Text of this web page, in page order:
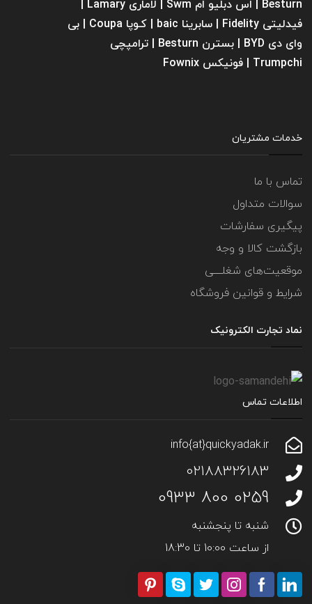
فیدلیتی Fidelity | سابرینا ‌baic | کـوپا Coupa | بی
وای دی BYD | بسترن Besturn | ترامپچی
Trumpchi | فونیکس Fownix
خدمات مشتریان
تماس با ما
سوالات متداول
پیگیری سفارشات
بازگشت کالا و وجه
موقعیت‌های شغلــــی
شرایط و قوانین فروشگاه
نماد تجارت الکترونیک
اطلاعات تماس
info{at}quickyadak.ir
02188326183
0259 800 0933
شنبه تا پنجشنبه
از ساعت 10:00 تا 18:30